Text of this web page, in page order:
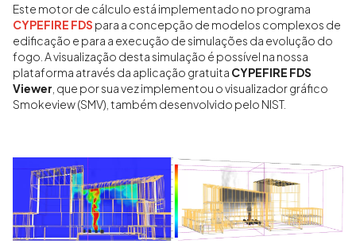
Este motor de cálculo está implementado no programa
CYPEFIRE FDS para a concepção de modelos complexos de
edificação e para a execução de simulações da evolução do
fogo. A visualização desta simulação é possível na nossa
plataforma através da aplicação gratuita CYPEFIRE FDS
Viewer , que por sua vez implementou o visualizador gráfico
Smokeview (SMV), também desenvolvido pelo NIST.